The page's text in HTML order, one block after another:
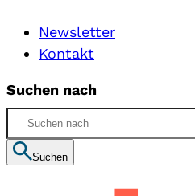
Newsletter
Kontakt
Suchen nach
Suchen